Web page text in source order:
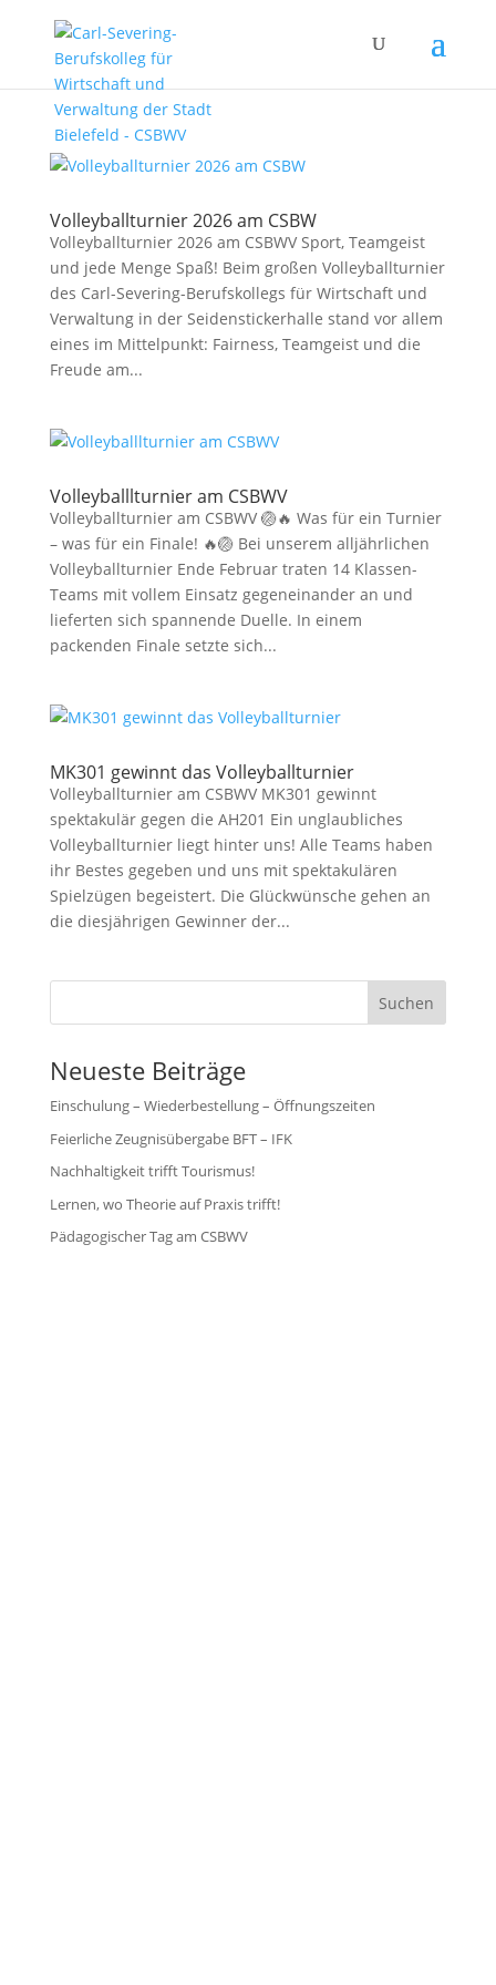
Volleyballturnier 2026 am CSBW
Volleyballturnier 2026 am CSBWV Sport, Teamgeist
und jede Menge Spaß! Beim großen Volleyballturnier
des Carl-Severing-Berufskollegs für Wirtschaft und
Verwaltung in der Seidenstickerhalle stand vor allem
eines im Mittelpunkt: Fairness, Teamgeist und die
Freude am...
Volleyballlturnier am CSBWV
Volleyballturnier am CSBWV 🏐🔥 Was für ein Turnier
– was für ein Finale! 🔥🏐 Bei unserem alljährlichen
Volleyballturnier Ende Februar traten 14 Klassen-
Teams mit vollem Einsatz gegeneinander an und
lieferten sich spannende Duelle. In einem
packenden Finale setzte sich...
MK301 gewinnt das Volleyballturnier
Volleyballturnier am CSBWV MK301 gewinnt
spektakulär gegen die AH201 Ein unglaubliches
Volleyballturnier liegt hinter uns! Alle Teams haben
ihr Bestes gegeben und uns mit spektakulären
Spielzügen begeistert. Die Glückwünsche gehen an
die diesjährigen Gewinner der...
Suchen
Neueste Beiträge
Einschulung – Wiederbestellung – Öffnungszeiten
Feierliche Zeugnisübergabe BFT – IFK
Nachhaltigkeit trifft Tourismus!
Lernen, wo Theorie auf Praxis trifft!
Pädagogischer Tag am CSBWV